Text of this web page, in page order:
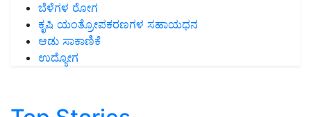
ಬೆಳೆಗಳ ರೋಗ
ಕೃಷಿ ಯಂತ್ರೋಪಕರಣಗಳ ಸಹಾಯಧನ
ಆಡು ಸಾಕಾಣಿಕೆ
ಉದ್ಯೋಗ